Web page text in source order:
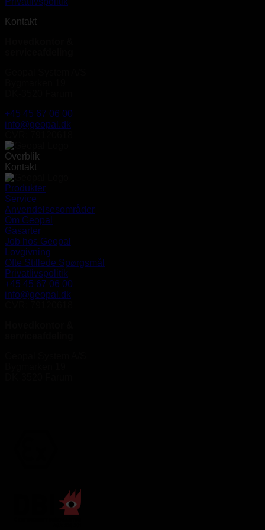
Kontakt
+45 45 67 06 00
info@geopal.dk
Overblik
Kontakt
Produkter
Service
Anvendelsesområder
Om Geopal
Gasarter
Job hos Geopal
Lovgivning
Ofte Stillede Spørgsmål
Privatlivspolitik
+45 45 67 06 00
info@geopal.dk